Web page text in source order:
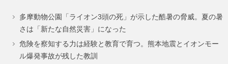
多摩動物公園「ライオン3頭の死」が示した酷暑の脅威。夏の暑
さは「新たな自然災害」になった
危険を察知する力は経験と教育で育つ。熊本地震とイオンモー
ル爆発事故が残した教訓